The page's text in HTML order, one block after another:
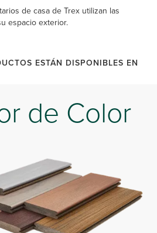
de casa de Trex utilizan las
espacio exterior.
ESTÁN DISPONIBLES EN
de Color